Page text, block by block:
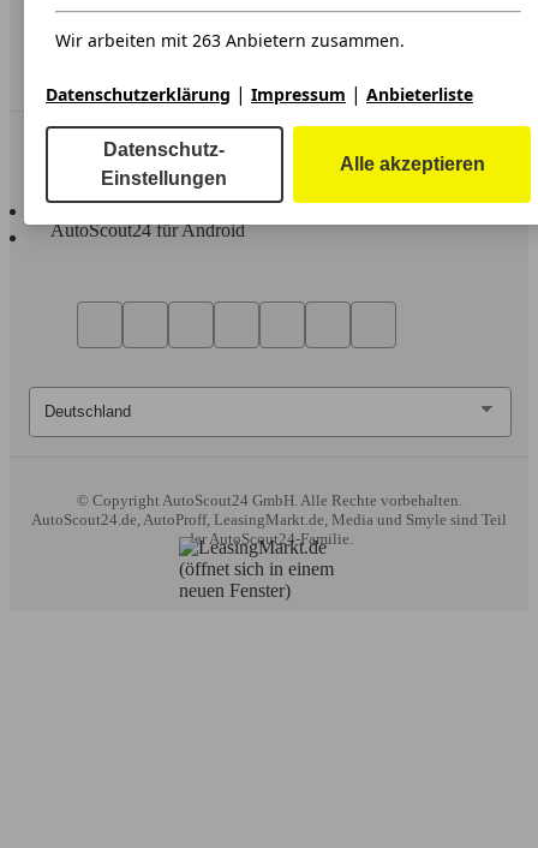
Service
In Verbindung bleiben
AutoScout24 für iOS
AutoScout24 für Android
© Copyright AutoScout24 GmbH. Alle Rechte vorbehalten.
AutoScout24.de, AutoProff, LeasingMarkt.de, Media und Smyle sind Teil
der AutoScout24-Familie.
Wir arbeiten mit 263 Anbietern zusammen.
Datenschutzerklärung | Impressum | Anbieterliste
Datenschutz-
Einstellungen
Alle akzeptieren